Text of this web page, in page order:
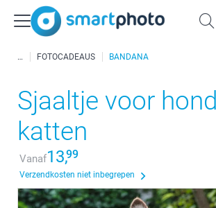
FOTOCADEAUS BANDANA
Sjaaltje voor
katten
Vanaf13,99
Verzendkosten niet inbegrepen